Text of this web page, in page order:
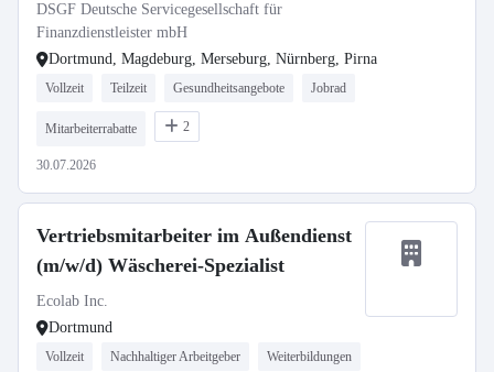
DSGF Deutsche Servicegesellschaft für
Finanzdienstleister mbH
Dortmund, Magdeburg, Merseburg, Nürnberg, Pirna
Vollzeit Teilzeit Gesundheitsangebote Jobrad
Mitarbeiterrabatte 2
30.07.2026
Vertriebsmitarbeiter im Außendienst
(m/w/d) Wäscherei-Spezialist
Ecolab Inc.
Dortmund
Vollzeit Nachhaltiger Arbeitgeber Weiterbildungen